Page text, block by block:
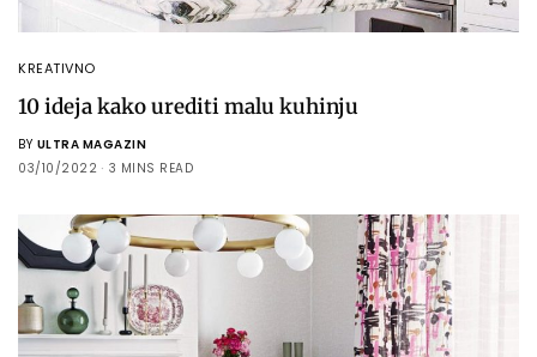
KREATIVNO
10 ideja kako urediti malu kuhinju
BY ULTRA MAGAZIN
03/10/2022
3 MINS READ